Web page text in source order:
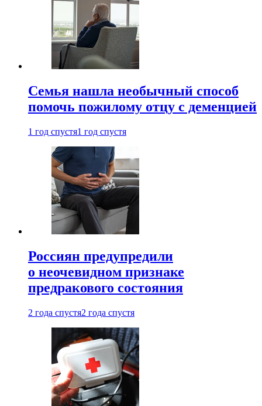
Семья нашла необычный способ
помочь пожилому отцу с деменцией
1 год спустя1 год спустя
Россиян предупредили
о неочевидном признаке
предракового состояния
2 года спустя2 года спустя